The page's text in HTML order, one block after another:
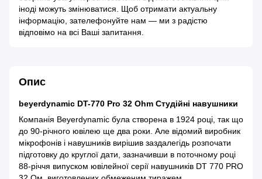
іноді можуть змінюватися. Щоб отримати актуальну
інформацію, зателефонуйте нам — ми з радістю
відповімо на всі Ваші запитання.
Опис
beyerdynamic DT-770 Pro 32 Ohm Студійні навушники
Компанія Beyerdynamic була створена в 1924 році, так що
до 90-річного ювілею ще два роки. Але відомий виробник
мікрофонів і навушників вирішив заздалегідь розпочати
підготовку до круглої дати, зазначивши в поточному році
88-річчя випуском ювілейної серії навушників DT 770 PRO